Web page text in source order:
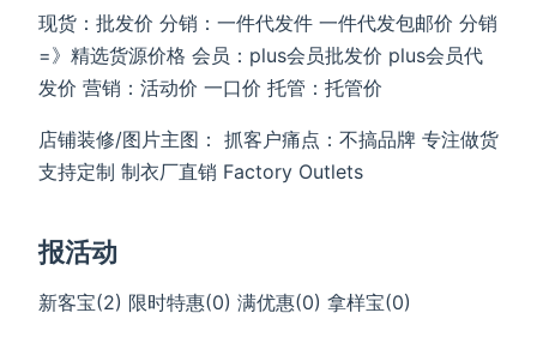
现货：批发价 分销：一件代发件 一件代发包邮价 分销
=》精选货源价格 会员：plus会员批发价 plus会员代
发价 营销：活动价 一口价 托管：托管价
店铺装修/图片主图： 抓客户痛点：不搞品牌 专注做货
支持定制 制衣厂直销 Factory Outlets
报活动
新客宝(2) 限时特惠(0) 满优惠(0) 拿样宝(0)